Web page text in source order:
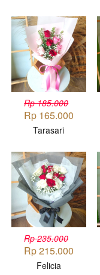
Rp 185.000
Rp 165.000
Tarasari
Rp 235.000
Rp 215.000
Felicia